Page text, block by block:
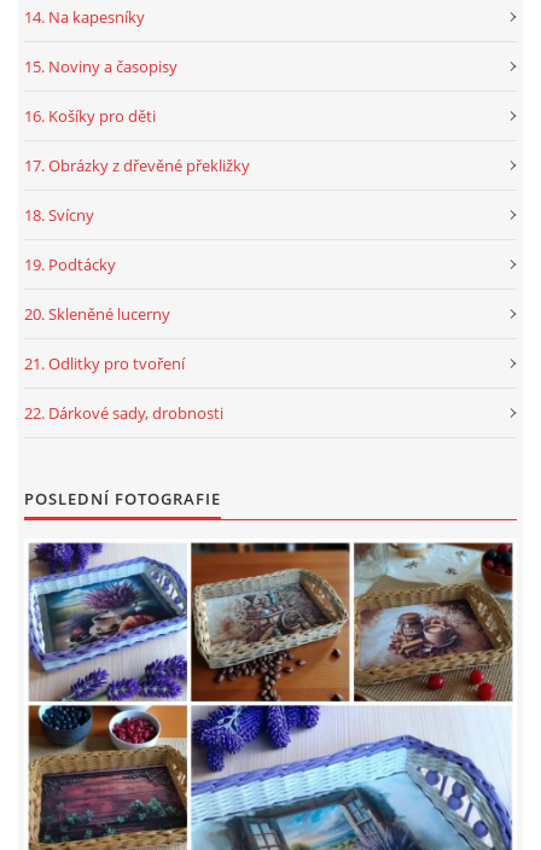
14. Na kapesníky
15. Noviny a časopisy
16. Košíky pro děti
17. Obrázky z dřevěné překližky
18. Svícny
19. Podtácky
20. Skleněné lucerny
21. Odlitky pro tvoření
22. Dárkové sady, drobnosti
POSLEDNÍ FOTOGRAFIE